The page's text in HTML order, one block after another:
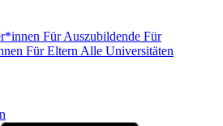
Für Auszubildende Für
Für Eltern Alle Universitäten